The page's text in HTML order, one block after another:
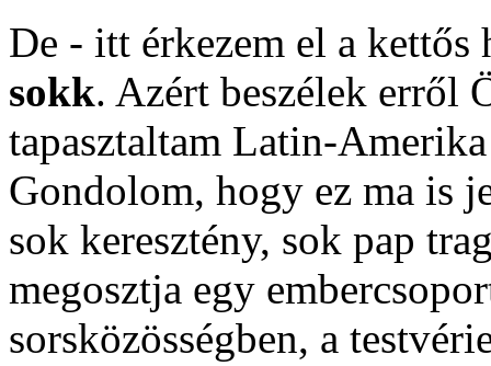
De - itt érkezem el a kettős
sokk. Azért beszélek erről
tapasztaltam Latin-
Gondolom, hogy ez ma is
sok keresztény, sok pap
megosztja egy
sorsközösségben, a